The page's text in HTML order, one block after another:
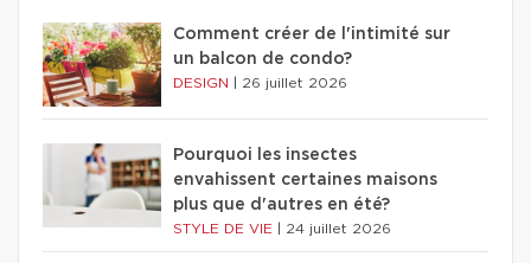
Comment créer de l'intimité sur
un balcon de condo?
DESIGN 26 juillet 2026
Pourquoi les insectes
envahissent certaines maisons
plus que d'autres en été?
STYLE DE VIE 24 juillet 2026